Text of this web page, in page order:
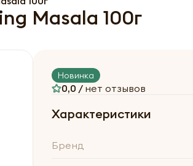
Masala 100г
Новинка
0,0 / нет отзывов
Характеристики
Бренд